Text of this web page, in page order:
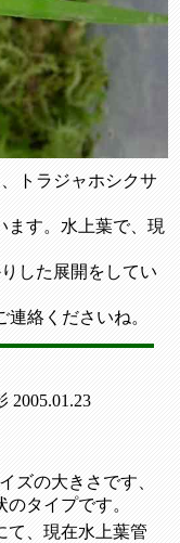
トラジャホシクサ
ます。水上葉で、現
した展開をしてい
絡くださいね。
2005.01.23
ズの大きさです、
のタイプです。
て、現在水上葉管